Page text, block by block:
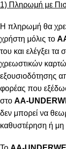
1) Πληρωμή με
Η πληρωμή θα
χρήστη μόλις το
του και ελέγξει τα
χρεωστικών
εξουσιοδότησης
φορέας που
στο AA-
δεν μπορεί να
καθυστέρηση ή